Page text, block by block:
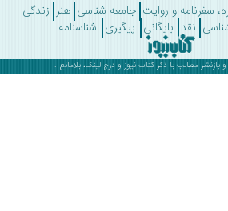
و روایت جامعه شناسی هنر زندگی
نقد بایگانی پیگیری شناسنامه
با ذکرکتاب نیوز و درج لینک، بلامانع .